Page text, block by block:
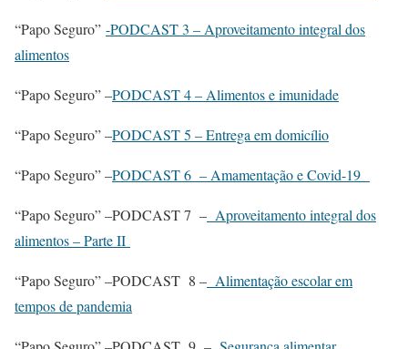
“Papo Seguro” -PODCAST 3 – Aproveitamento integral dos
alimentos
“Papo Seguro” –PODCAST 4 – Alimentos e imunidade
“Papo Seguro” –PODCAST 5 – Entrega em domicílio
“Papo Seguro” –PODCAST 6 – Amamentação e Covid-19
“Papo Seguro” –PODCAST 7 – Aproveitamento integral dos
alimentos – Parte II
“Papo Seguro” –PODCAST 8 – Alimentação escolar em
tempos de pandemia